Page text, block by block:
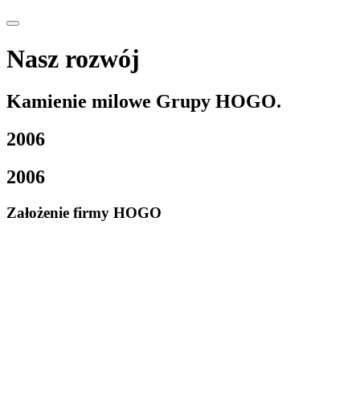
Nasz rozwój
Kamienie milowe Grupy HOGO.
2006
2006
Założenie firmy HOGO